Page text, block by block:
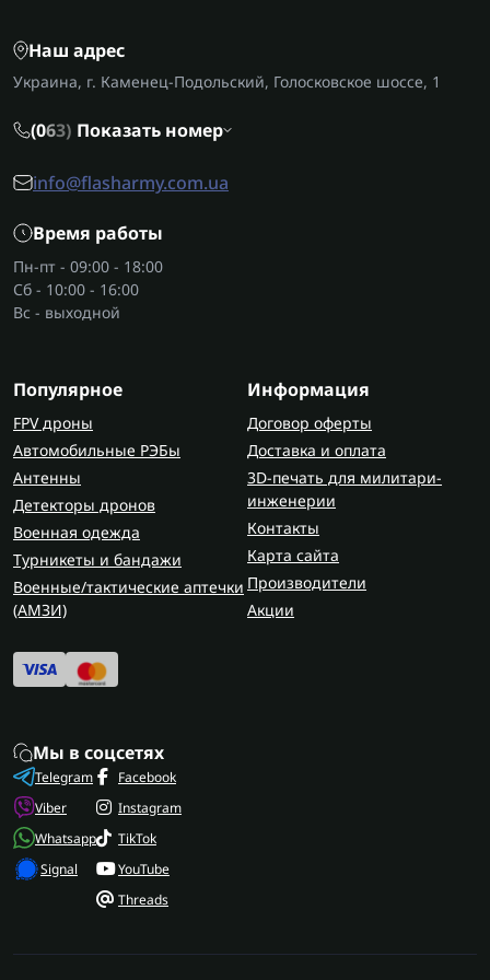
точность и уровень защищенности от помех.
Дроны-камикадзе для Украины
Сегодня фпв дрон камикадзе позволяет ВСУ
складами и укреплениями врага. Благодаря
производству, украинского производства fpv
дрон-камикадзе цена остается конкурентной,
что дает возможность оснащать подразделения
в нужных масштабах.
камикадзе
На сайте Flash Army в разделе Дроны камикадзе
купить вы можете современные FPV-системы
разных типов, включая
наземные дроны,
напрямую от производителя. Мы гарантируем
качество, адекватную цену и быструю доставку
по всей Украине.
FPV дроны-камикадзе — это технология, которая
меняет ход боя, предоставляя украинской армии
Наш адрес
Украина, г. Каменец-Подольский, Голосковское шоссе, 1
(063) Показать номер
info@flasharmy.com.ua
Время работы
Пн-пт - 09:00 - 18:00
Сб - 10:00 - 16:00
Вс - выходной
Популярное
FPV дроны
Автомобильные РЭБы
Антенны
Детекторы дронов
Военная одежда
Турникеты и бандажи
Военные/тактические аптечки
(AMЗИ)
Информация
Договор оферты
Доставка и оплата
3D-печать для милитари-
инженерии
Контакты
Карта сайта
Производители
Акции
Мы в соцсетях
Telegram
Viber
Whatsapp
Signal
Facebook
Instagram
TikTok
YouTube
Threads